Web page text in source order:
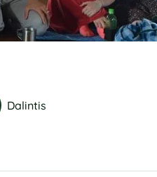
Dalintis